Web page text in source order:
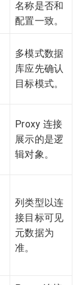
名称是否和
配置一致。
多模式数据
库应先确认
目标模式。
Proxy 连接
展示的是逻
辑对象。
列类型以连
接目标可见
元数据为
准。